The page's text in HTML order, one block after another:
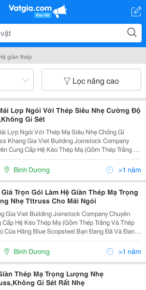
giàn thép
Lọc nâng cao
Lợp Ngói Với Thép Siêu Nhẹ Cường Độ
Gỉ Sét
Lợp Ngói Với Thép Mạ Siêu Nhẹ Chống Gỉ
Company
Cung Cấp Hệ Kèo Thép Mạ (Gồm Thép Trắng Và
Của Hãng Blue Scopsteel Bạn Đang Đã Và
Có Ý Định Xây Dựng Một Căn Nhà Cho Riêng Mì
Bình Dương >1 năm
Trọn Gói Làm Hệ Giàn Thép Mạ Trọng
Nhẹ Tttruss Cho Mái Ngói
Gia Viet Building Joinstock Company Chuyên
Cấp Hệ Kèo Thép Mạ (Gồm Thép Trắng Và Thép
Hãng Blue Scopsteel Bạn Đang Đã Và Đang
Xây Dựng Một Căn Nhà Cho Riêng Mình? Bạn
Có Một Mái Nhà Vững Chắc Và Đẹp? Nhưng Bạn
Bình Dương >1 năm
Thép Mạ Trọng Lượng Nhẹ
Gỉ Sét Rất Nhẹ